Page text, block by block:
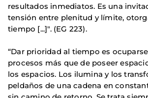
resultados inmediatos. Es una
tensión entre plenitud y límite,
tiempo [...]". (EG 223).
“Dar prioridad al tiempo es
procesos más que de poseer
los espacios. Los ilumina y los
peldaños de una cadena en